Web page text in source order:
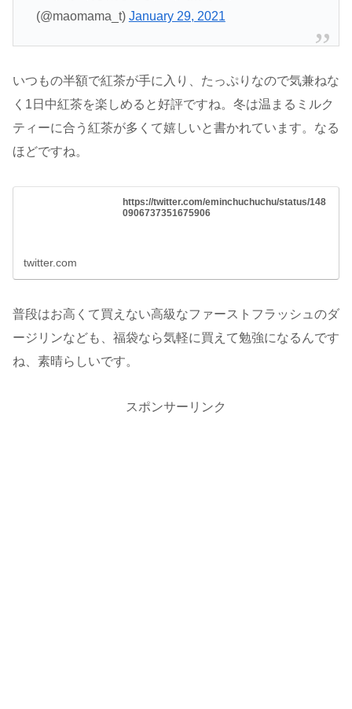
(@maomama_t) January 29, 2021
いつもの半額で紅茶が手に入り、たっぷりなので気兼ねな
く1日中紅茶を楽しめると好評ですね。冬は温まるミルク
ティーに合う紅茶が多くて嬉しいと書かれています。なる
ほどですね。
https://twitter.com/eminchuchuchu/status/148
0906737351675906
twitter.com
普段はお高くて買えない高級なファーストフラッシュのダ
ージリンなども、福袋なら気軽に買えて勉強になるんです
ね、素晴らしいです。
スポンサーリンク